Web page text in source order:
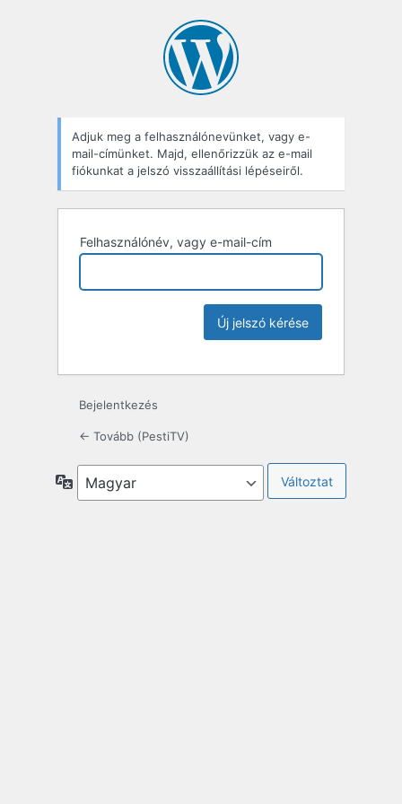
Adjuk meg a felhasználónevünket, vagy e-
mail-címünket. Majd, ellenőrizzük az e-mail
fiókunkat a jelszó visszaállítási lépéseiről.
Felhasználónév, vagy e-mail-cím
Bejelentkezés
← Tovább (PestiTV)
Nyelv